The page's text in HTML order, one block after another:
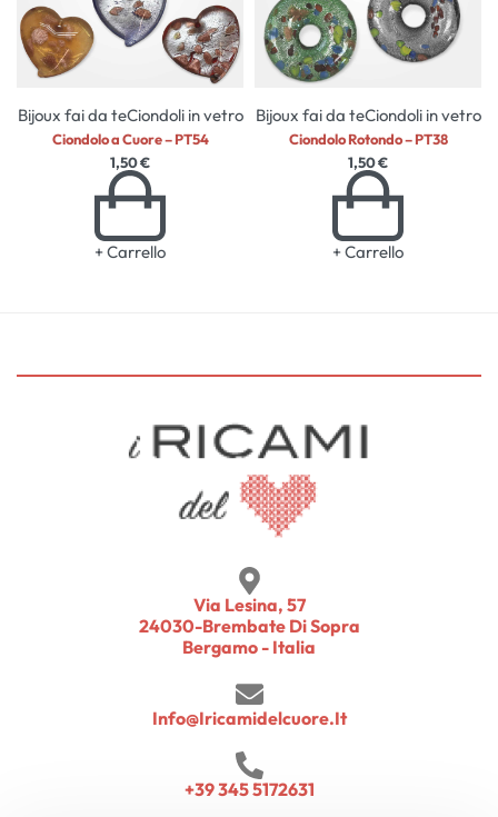
Bijoux fai da teCiondoli in vetro
Ciondolo a Cuore – PT54
1,50€
+ Carrello
Bijoux fai da teCiondoli in vetro
Ciondolo Rotondo – PT38
1,50€
+ Carrello
Via Lesina, 57
24030-Brembate Di Sopra
Bergamo - Italia
Info@iricamidelcuore.it
+39 345 5172631